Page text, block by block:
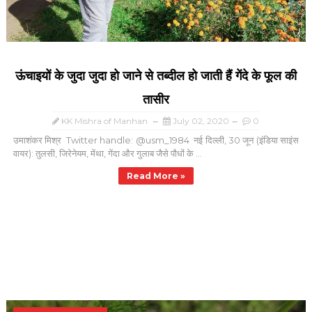
ऊंचाइयों के जुदा जुदा हो जाने से तब्दील हो जाती हैं गेंदे के फूल की
तासीर
KK Mishra of Manhan July 02, 2020 0
उमाशंकर मिश्र Twitter handle: @usm_1984 नई दिल्ली, 30 जून (इंडिया साइंस
वायर): तुलसी, जिरेनेयम, मेंथा, गेंदा और गुलाब जैसे पौधों के ...
Read More »